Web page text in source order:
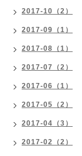
2017-10（2）
2017-09（1）
2017-08（1）
2017-07（2）
2017-06（1）
2017-05（2）
2017-04（3）
2017-02（2）